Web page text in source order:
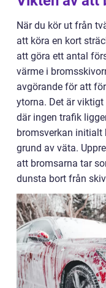
När du kör ut från
att köra en kort
att göra ett antal
värme i
avgörande för att
ytorna. Det är
där ingen trafik
bromsverkan
grund av väta.
att bromsarna tar
dunsta bort från